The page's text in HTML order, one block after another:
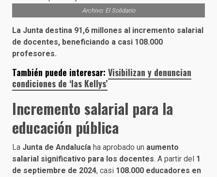
Archivo: El Solidario
La Junta destina 91,6 millones al incremento salarial
de docentes, beneficiando a casi 108.000
profesores.
También puede interesar: Visibilizan y denuncian
condiciones de ‘las Kellys’
Incremento salarial para la
educación pública
La Junta de Andalucía ha aprobado un aumento
salarial significativo para los docentes. A partir del 1
de septiembre de 2024, casi 108.000 educadores en